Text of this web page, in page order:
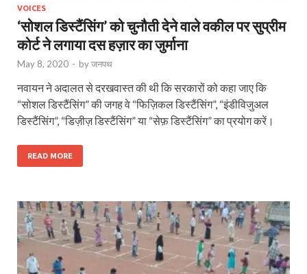
VOICES
‘सोशल डिस्टैंसिंग’ को चुनौती देने वाले वकील पर सुप्रीम
कोर्ट ने लगाया दस हज़ार का जुर्माना
May 8, 2020 - byजनपथ
नवायन ने अदालत से दरखवास्त की थी कि सरकारों को कहा जाए कि
“सोशल डिस्टैंसिंग” की जगह वे “फिज़िकल डिस्टैंसिंग”, “इंडीविजुअल
डिस्टैंसिंग”, “डिज़ीज़ डिस्टैंसिंग” या “सेफ़ डिस्टैंसिंग” का प्रयोग करें।
READ MORE